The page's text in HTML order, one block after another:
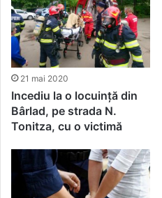
21 mai 2020
Incediu la o locuință din
Bârlad, pe strada N.
Tonitza, cu o victimă